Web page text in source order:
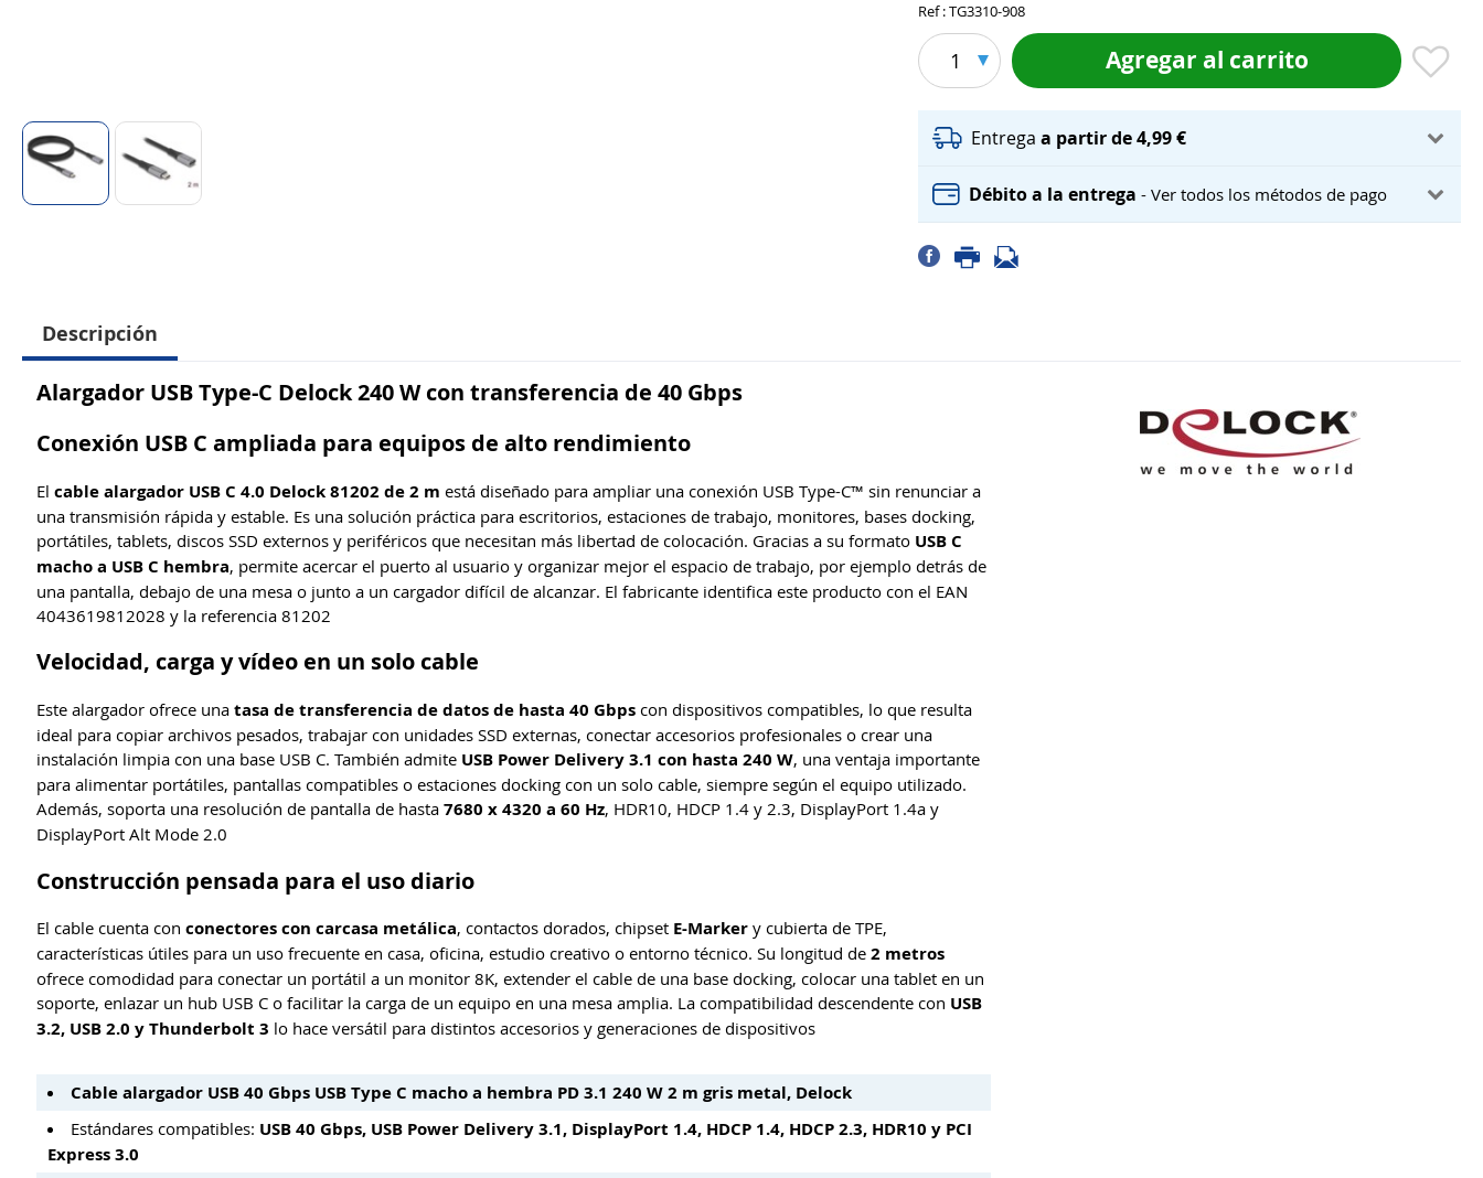
Ref : TG3310-908
1 Agregar al carrito
Entregaa partir de 4,99 €
Débito a la entrega- Ver todos los métodos de pago
Descripción
Alargador USB Type-C Delock 240 W con transferencia de 40 Gbps
Conexión USB C ampliada para equipos de alto rendimiento
El cable alargador USB C 4.0 Delock 81202 de 2 m está diseñado para ampliar una conexión USB Type-C™ sin renunciar a
una transmisión rápida y estable. Es una solución práctica para escritorios, estaciones de trabajo, monitores, bases docking,
portátiles, tablets, discos SSD externos y periféricos que necesitan más libertad de colocación. Gracias a su formato USB C
macho a USB C hembra, permite acercar el puerto al usuario y organizar mejor el espacio de trabajo, por ejemplo detrás de
una pantalla, debajo de una mesa o junto a un cargador difícil de alcanzar. El fabricante identifica este producto con el EAN
4043619812028 y la referencia 81202
Velocidad, carga y vídeo en un solo cable
Este alargador ofrece una tasa de transferencia de datos de hasta 40 Gbps con dispositivos compatibles, lo que resulta
ideal para copiar archivos pesados, trabajar con unidades SSD externas, conectar accesorios profesionales o crear una
instalación limpia con una base USB C. También admite USB Power Delivery 3.1 con hasta 240 W, una ventaja importante
para alimentar portátiles, pantallas compatibles o estaciones docking con un solo cable, siempre según el equipo utilizado.
Además, soporta una resolución de pantalla de hasta 7680 x 4320 a 60 Hz, HDR10, HDCP 1.4 y 2.3, DisplayPort 1.4a y
DisplayPort Alt Mode 2.0
Construcción pensada para el uso diario
El cable cuenta con conectores con carcasa metálica, contactos dorados, chipset E-Marker y cubierta de TPE,
características útiles para un uso frecuente en casa, oficina, estudio creativo o entorno técnico. Su longitud de 2 metros
ofrece comodidad para conectar un portátil a un monitor 8K, extender el cable de una base docking, colocar una tablet en un
soporte, enlazar un hub USB C o facilitar la carga de un equipo en una mesa amplia. La compatibilidad descendente con USB
3.2, USB 2.0 y Thunderbolt 3 lo hace versátil para distintos accesorios y generaciones de dispositivos
Cable alargador USB 40 Gbps USB Type C macho a hembra PD 3.1 240 W 2 m gris metal, Delock
Estándares compatibles: USB 40 Gbps, USB Power Delivery 3.1, DisplayPort 1.4, HDCP 1.4, HDCP 2.3, HDR10 y PCI
Express 3.0